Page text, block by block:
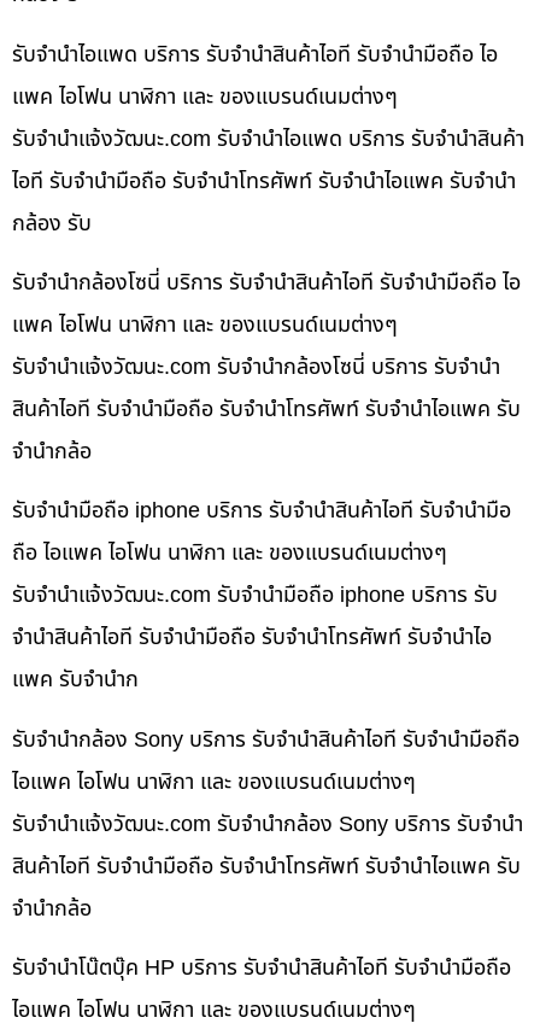
รับจำนำไอแพด บริการ รับจำนำสินค้าไอที รับจำนำมือถือ ไอ
แพค ไอโฟน นาฬิกา และ ของแบรนด์เนมต่างๆ
รับจํานําแจ้งวัฒนะ.com รับจำนำไอแพด บริการ รับจำนำสินค้า
ไอที รับจำนำมือถือ รับจำนำโทรศัพท์ รับจำนำไอแพค รับจำนำ
กล้อง รับ
รับจำนำกล้องโซนี่ บริการ รับจำนำสินค้าไอที รับจำนำมือถือ ไอ
แพค ไอโฟน นาฬิกา และ ของแบรนด์เนมต่างๆ
รับจํานําแจ้งวัฒนะ.com รับจำนำกล้องโซนี่ บริการ รับจำนำ
สินค้าไอที รับจำนำมือถือ รับจำนำโทรศัพท์ รับจำนำไอแพค รับ
จำนำกล้อ
รับจำนำมือถือ iphone บริการ รับจำนำสินค้าไอที รับจำนำมือ
ถือ ไอแพค ไอโฟน นาฬิกา และ ของแบรนด์เนมต่างๆ
รับจํานําแจ้งวัฒนะ.com รับจำนำมือถือ iphone บริการ รับ
จำนำสินค้าไอที รับจำนำมือถือ รับจำนำโทรศัพท์ รับจำนำไอ
แพค รับจำนำก
รับจำนำกล้อง Sony บริการ รับจำนำสินค้าไอที รับจำนำมือถือ
ไอแพค ไอโฟน นาฬิกา และ ของแบรนด์เนมต่างๆ
รับจํานําแจ้งวัฒนะ.com รับจำนำกล้อง Sony บริการ รับจำนำ
สินค้าไอที รับจำนำมือถือ รับจำนำโทรศัพท์ รับจำนำไอแพค รับ
จำนำกล้อ
รับจำนำโน๊ตบุ๊ค HP บริการ รับจำนำสินค้าไอที รับจำนำมือถือ
ไอแพค ไอโฟน นาฬิกา และ ของแบรนด์เนมต่างๆ